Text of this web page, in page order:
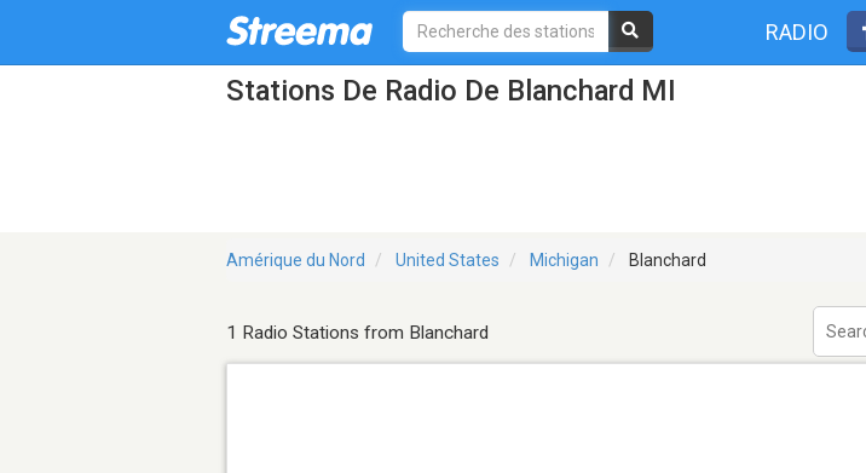
RADIO
Stations De Radio De Blanchard MI
Amérique du Nord United States Michigan Blanchard
1 Radio Stations from Blanchard